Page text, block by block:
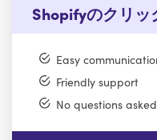
Shopifyのクリッ
Easy
Friendly support
No questions